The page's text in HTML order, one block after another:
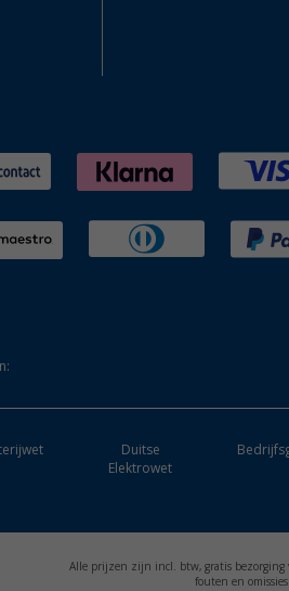
Duitse
Elektrowet
Alle prijzen zijn incl. btw, gratis bezorging
fouten en